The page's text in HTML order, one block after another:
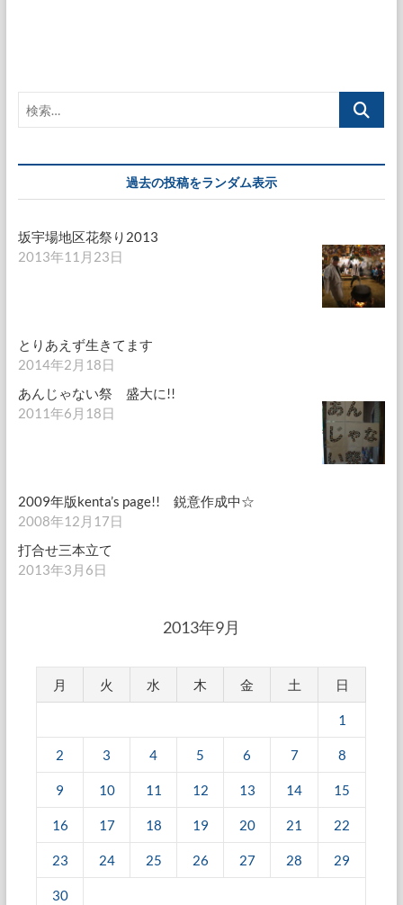
ー
ジ
送
過去の投稿をランダム表示
坂宇場地区花祭り2013
2013年11月23日
とりあえず生きてます
2014年2月18日
あんじゃない祭 盛大に!!
2011年6月18日
2009年版kenta’s page!! 鋭意作成中☆
2008年12月17日
打合せ三本立て
2013年3月6日
2013年9月
月 火 水 木 金 土 日
1
2 3 4 5 6 7 8
9 10 11 12 13 14 15
16 17 18 19 20 21 22
23 24 25 26 27 28 29
30